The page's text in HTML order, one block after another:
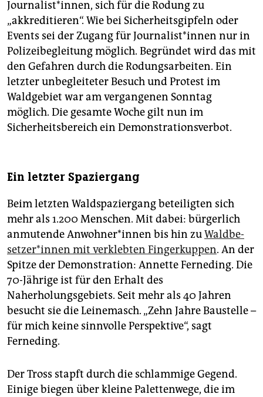
Journalist*innen, sich für die Rodung zu
„akkreditieren“. Wie bei Sicherheitsgipfeln oder
Events sei der Zugang für Jour­na­lis­t*in­nen nur in
Polizeibegleitung möglich. Begründet wird das mit
den Gefahren durch die Rodungsarbeiten. Ein
letzter unbegleiteter Besuch und Protest im
Waldgebiet war am vergangenen Sonntag
möglich. Die gesamte Woche gilt nun im
Sicherheitsbereich ein Demonstrationsverbot.
Ein letzter Spaziergang
Beim letzten Waldspaziergang beteiligten sich
mehr als 1.200 Menschen. Mit dabei: bürgerlich
anmutende An­woh­ne­r*in­nen bis hin zuWald­be­
set­ze­r*in­nen mit verklebten Fingerkuppen. An der
Spitze der Demonstration: Annette Ferneding. Die
70-Jährige ist für den Erhalt des
Naherholungsgebiets. Seit mehr als 40 Jahren
besucht sie die Leinemasch. „Zehn Jahre Baustelle –
für mich keine sinnvolle Perspektive“, sagt
Ferneding.
Der Tross stapft durch die schlammige Gegend.
Einige biegen über kleine Palettenwege, die im